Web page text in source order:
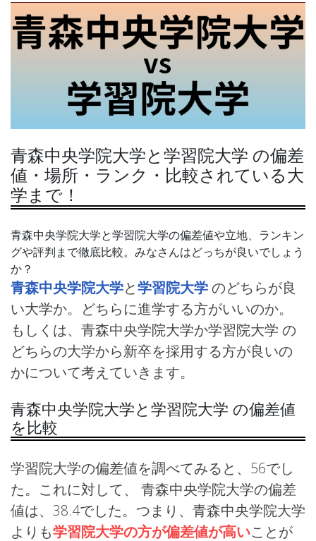
青森中央学院大学と学習院大学 の偏差
値・場所・ランク・比較されている大
学まで！
青森中央学院大学と学習院大学の偏差値や立地、ランキン
グや評判まで徹底比較。みなさんはどっちが良いでしょう
か？
青森中央学院大学と学習院大学のどちらが良
い大学か。どちらに進学する方がいいのか。
もしくは、青森中央学院大学か学習院大学 の
どちらの大学から新卒を採用する方が良いの
かについて考えていきます。
青森中央学院大学と学習院大学 の偏差値
を比較
学習院大学の偏差値を調べてみると、56でし
た。これに対して、 青森中央学院大学の偏差
値は、38.4でした。つまり、青森中央学院大学
よりも学習院大学の方が偏差値が高いことが